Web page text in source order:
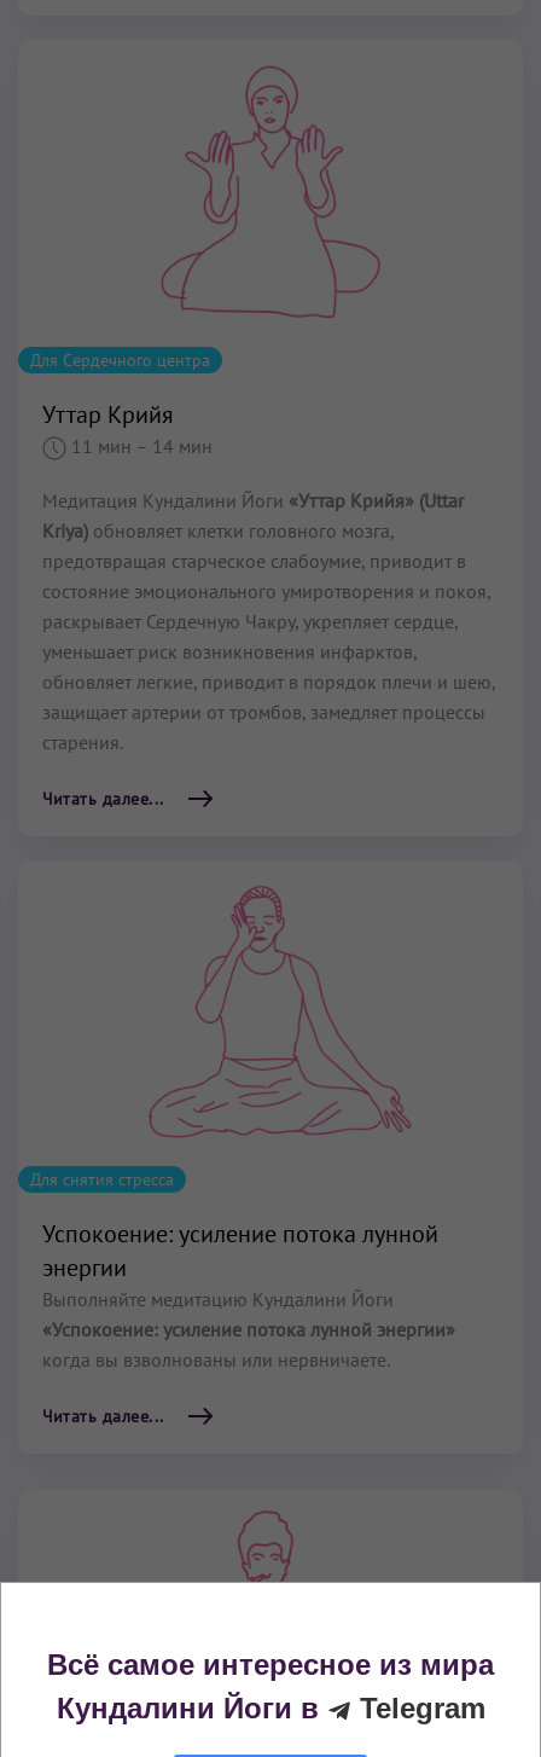
Для Сердечного центра
Уттар Крийя
11 мин – 14 мин
Медитация Кундалини Йоги «Уттар Крийя» (Uttar
Kriya) обновляет клетки головного мозга,
предотвращая старческое слабоумие, приводит в
состояние эмоционального умиротворения и покоя,
раскрывает Сердечную Чакру, укрепляет сердце,
уменьшает риск возникновения инфарктов,
обновляет легкие, приводит в порядок плечи и шею,
защищает артерии от тромбов, замедляет процессы
старения.
Читать далее...
Для снятия стресса
Успокоение: усиление потока лунной
энергии
Выполняйте медитацию Кундалини Йоги
«Успокоение: усиление потока лунной энергии»
когда вы взволнованы или нервничаете.
Читать далее...
Всё самое интересное из мира
Кундалини Йоги в
Telegram